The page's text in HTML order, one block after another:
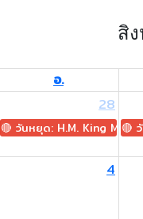
สิ
อ.
28
🔴 วันหยุด: H.M. King 🔴
4